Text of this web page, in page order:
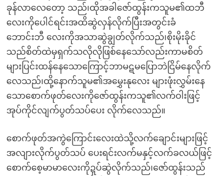
ခုန်လာလေတော့ သည်၊ထိုအခါဇော်ထွန်းကသူမ၏ထဘီ
လေးကိုပေါင်ရင်းအထိဆွဲလှန်လိုက်ပြီးအတွင်းခံ
ဘောင်းဘီ လေးကိုအသာဆွဲချွတ်လိုက်သည်၊စိုးမိုးခိုင်
သည်စိတ်ထဲမှရှက်သလိုလိုဖြစ်နေသော်လည်းကာမစိတ်
များပြင်းထန်နေသောကြောင့်ဘာမဋမပြောဘဲငြိမ်နေလိုက်
လေသည်၊ထို့နောက်သူမ၏အမွှေးနုလေး များဖုံးလွှမ်းနေ
သောစောက်ဖုတ်လေးကိုဇော်ထွန်းကသူ၏လက်ဝါးဖြင့်
အုပ်ကိုင်လျက်ပွတ်သပ်ပေး လိုက်လေသည်။
စောက်ဖုတ်အကွဲကြောင်းလေးထဲသို့လက်ချောင်းများဖြင့်
အလျားလိုက်ပွတ်သပ် ပေးရင်းလက်မနှင့်လက်ခလယ်ဖြင့်
စောက်စေ့မာမာလေးကိုဍှပ်ဆွဲလိုက်သည်၊ဇော်ထွန်းသည်